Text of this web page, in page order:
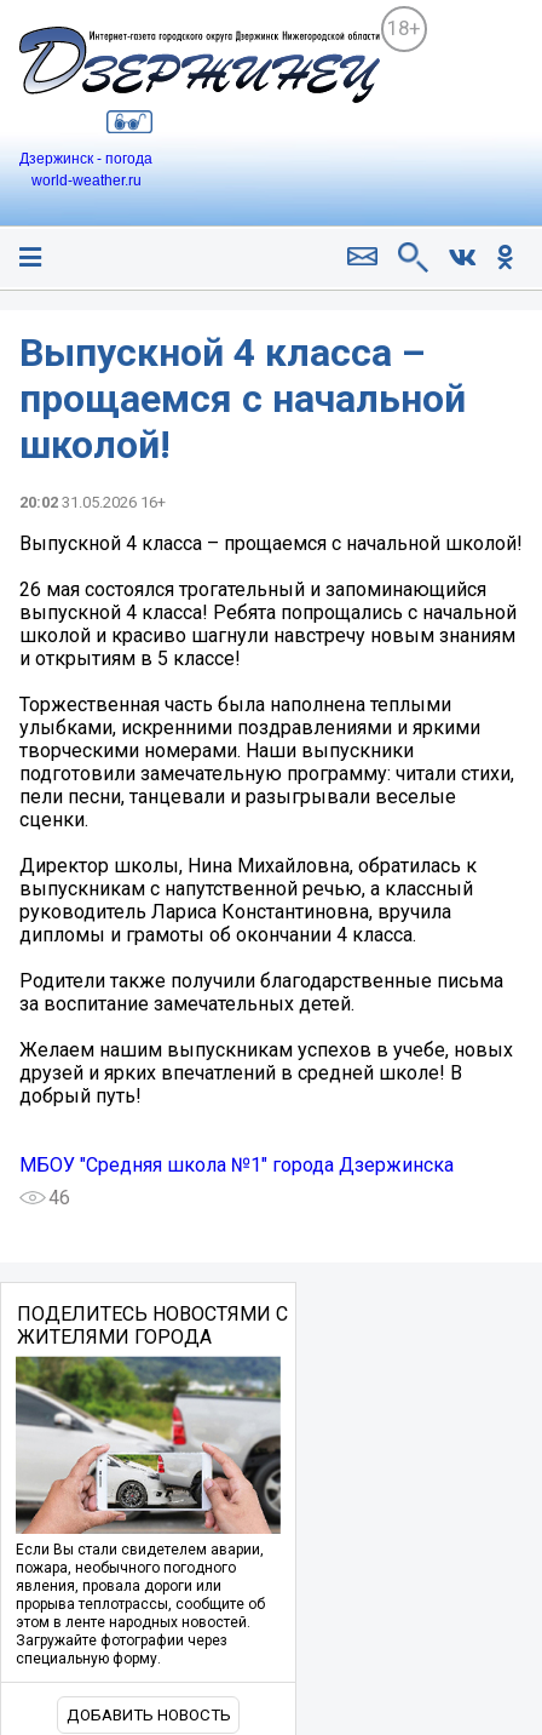
18+
Дзержинск - погода
world-weather.ru
Выпускной 4 класса –
прощаемся с начальной
школой!
20:02 31.05.2026 16+
Выпускной 4 класса – прощаемся с начальной школой!
26 мая состоялся трогательный и запоминающийся
выпускной 4 класса! Ребята попрощались с начальной
школой и красиво шагнули навстречу новым знаниям
и открытиям в 5 классе!
Торжественная часть была наполнена теплыми
улыбками, искренними поздравлениями и яркими
творческими номерами. Наши выпускники
подготовили замечательную программу: читали стихи,
пели песни, танцевали и разыгрывали веселые
сценки.
Директор школы, Нина Михайловна, обратилась к
выпускникам с напутственной речью, а классный
руководитель Лариса Константиновна, вручила
дипломы и грамоты об окончании 4 класса.
Родители также получили благодарственные письма
за воспитание замечательных детей.
Желаем нашим выпускникам успехов в учебе, новых
друзей и ярких впечатлений в средней школе! В
добрый путь!
МБОУ "Средняя школа №1" города Дзержинска
46
ПОДЕЛИТЕСЬ НОВОСТЯМИ С
ЖИТЕЛЯМИ ГОРОДА
Если Вы стали свидетелем аварии,
пожара, необычного погодного
явления, провала дороги или
прорыва теплотрассы, сообщите об
этом в ленте народных новостей.
Загружайте фотографии через
специальную форму.
ДОБАВИТЬ НОВОСТЬ